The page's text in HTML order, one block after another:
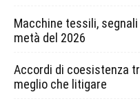
Macchine tessili,
metà del 2026
Accordi di coesistenza
meglio che litigare